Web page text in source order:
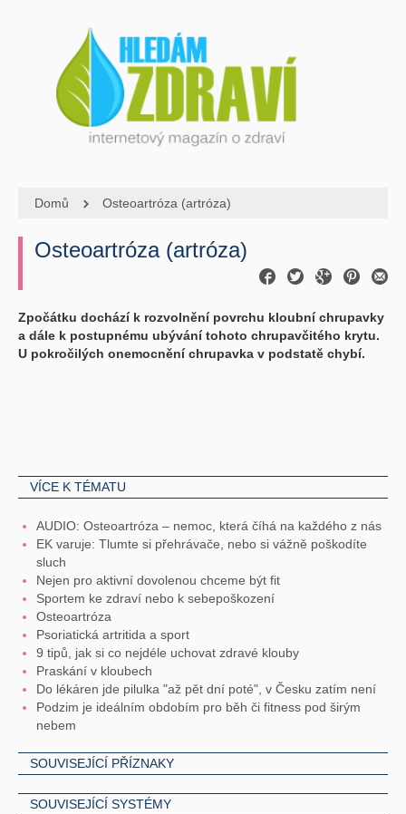
Domů Osteoartróza (artróza)
Osteoartróza (artróza)
Zpočátku dochází k rozvolnění povrchu kloubní chrupavky
a dále k postupnému ubývání tohoto chrupavčitého krytu.
U pokročilých onemocnění chrupavka v podstatě chybí.
VÍCE K TÉMATU
AUDIO: Osteoartróza – nemoc, která číhá na každého z nás
EK varuje: Tlumte si přehrávače, nebo si vážně poškodíte
sluch
Nejen pro aktivní dovolenou chceme být fit
Sportem ke zdraví nebo k sebepoškození
Osteoartróza
Psoriatická artritida a sport
9 tipů, jak si co nejdéle uchovat zdravé klouby
Praskání v kloubech
Do lékáren jde pilulka "až pět dní poté", v Česku zatím není
Podzim je ideálním obdobím pro běh či fitness pod širým
nebem
SOUVISEJÍCÍ PŘÍZNAKY
SOUVISEJÍCÍ SYSTÉMY